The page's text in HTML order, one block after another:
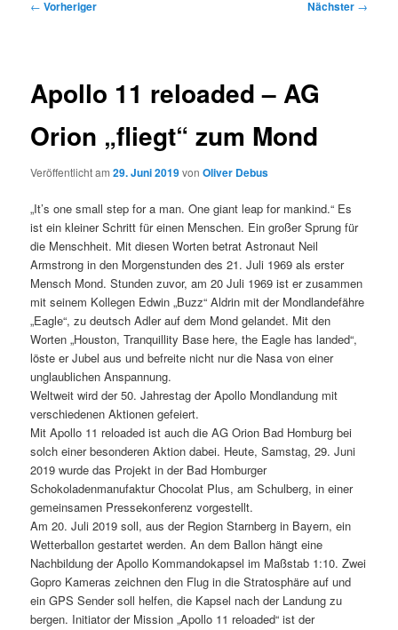
Beitragsnavigation
← Vorheriger Nächster →
Apollo 11 reloaded – AG
Orion „fliegt“ zum Mond
Veröffentlicht am29. Juni 2019vonOliver Debus
„It’s one small step for a man. One giant leap for mankind.“ Es
ist ein kleiner Schritt für einen Menschen. Ein großer Sprung für
die Menschheit. Mit diesen Worten betrat Astronaut Neil
Armstrong in den Morgenstunden des 21. Juli 1969 als erster
Mensch Mond. Stunden zuvor, am 20 Juli 1969 ist er zusammen
mit seinem Kollegen Edwin „Buzz“ Aldrin mit der Mondlandefähre
„Eagle“, zu deutsch Adler auf dem Mond gelandet. Mit den
Worten „Houston, Tranquillity Base here, the Eagle has landed“,
löste er Jubel aus und befreite nicht nur die Nasa von einer
unglaublichen Anspannung.
Weltweit wird der 50. Jahrestag der Apollo Mondlandung mit
verschiedenen Aktionen gefeiert.
Mit Apollo 11 reloaded ist auch die AG Orion Bad Homburg bei
solch einer besonderen Aktion dabei. Heute, Samstag, 29. Juni
2019 wurde das Projekt in der Bad Homburger
Schokoladenmanufaktur Chocolat Plus, am Schulberg, in einer
gemeinsamen Pressekonferenz vorgestellt.
Am 20. Juli 2019 soll, aus der Region Starnberg in Bayern, ein
Wetterballon gestartet werden. An dem Ballon hängt eine
Nachbildung der Apollo Kommandokapsel im Maßstab 1:10. Zwei
Gopro Kameras zeichnen den Flug in die Stratosphäre auf und
ein GPS Sender soll helfen, die Kapsel nach der Landung zu
bergen. Initiator der Mission „Apollo 11 reloaded“ ist der